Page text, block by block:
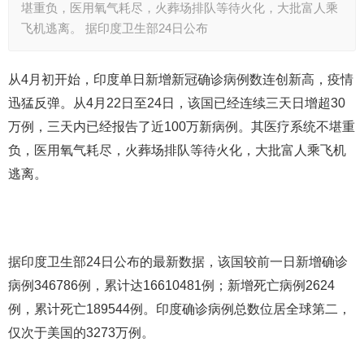
堪重负，医用氧气耗尽，火葬场排队等待火化，大批富人乘
飞机逃离。 据印度卫生部24日公布
从4月初开始，印度单日新增新冠确诊病例数连创新高，疫情
迅猛反弹。从4月22日至24日，该国已经连续三天日增超30
万例，三天内已经报告了近100万新病例。其医疗系统不堪重
负，医用氧气耗尽，火葬场排队等待火化，大批富人乘飞机
逃离。
据印度卫生部24日公布的最新数据，该国较前一日新增确诊
病例346786例，累计达16610481例；新增死亡病例2624
例，累计死亡189544例。印度确诊病例总数位居全球第二，
仅次于美国的3273万例。